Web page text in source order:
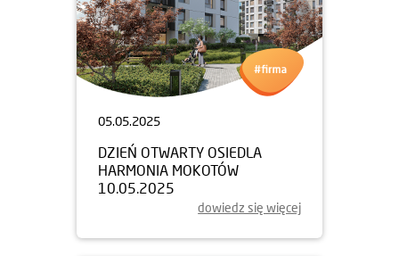
05.05.2025
DZIEŃ OTWARTY OSIEDLA
HARMONIA MOKOTÓW
10.05.2025
dowiedz się więcej